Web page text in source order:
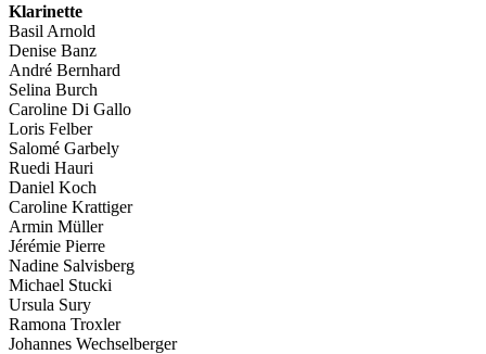
Klarinette
Basil Arnold
Denise Banz
André Bernhard
Selina Burch
Caroline Di Gallo
Loris Felber
Salomé Garbely
Ruedi Hauri
Daniel Koch
Caroline Krattiger
Armin Müller
Jérémie Pierre
Nadine Salvisberg
Michael Stucki
Ursula Sury
Ramona Troxler
Johannes Wechselberger